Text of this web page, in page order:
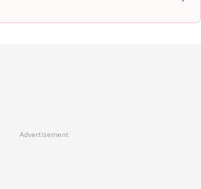
Advertisement